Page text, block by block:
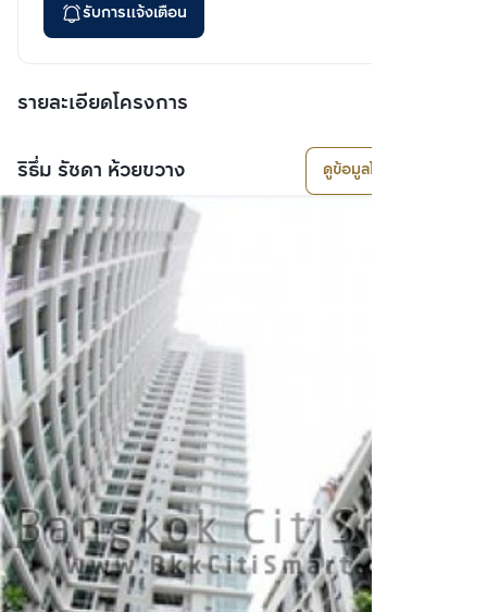
รับการแจ้งเตือน
รายละเอียดโครงการ
ริธึ่ม รัชดา ห้วยขวาง ดูข้อมูลโครงการ